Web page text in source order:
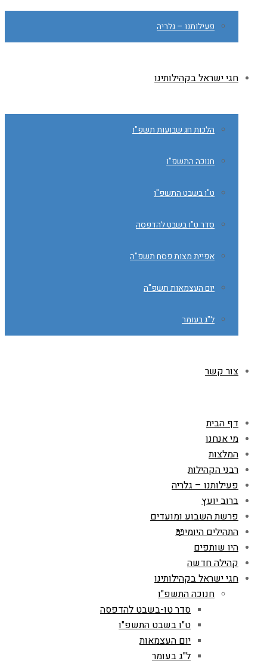
פעילותנו – גלריה
חגי ישראל בקהילותינו
הלכות חג שבועות תשפ"ו
חנוכה התשפ"ו
ט"ו בשבט התשפ"ו
סדר ט"ו בשבט להדפסה
אפיית מצות פסח תשפ"ה
יום העצמאות תשפ"ה
ל"ג בעומר
צור קשר
דף הבית
מי אנחנו
המלצות
רבני הקהילות
פעילותנו – גלריה
ברוב יועץ
פרשת השבוע ומועדים
התהילים היומי📖
היו שותפים
קהילה חדשה
חגי ישראל בקהילותינו
חנוכה התשפ"ו
סדר טו-בשבט להדפסה
ט"ו בשבט התשפ"ו
יום העצמאות
ל"ג בעומר